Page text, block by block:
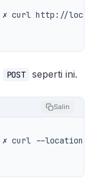
POST seperti ini.
Salin
✗ curl --location --